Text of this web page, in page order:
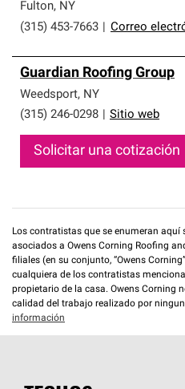
Fulton, NY
(315) 453-7663
Correo
Guardian Roofing Group
Weedsport, NY
(315) 246-0298
Sitio web
Solicitar una cotización
Los contratistas que se enumeran aquí
asociados a Owens Corning Roofing
filiales (en su conjunto, “Owens
cualquiera de los contratistas
propietario de la casa. Owens Corning
calidad del trabajo realizado por
información